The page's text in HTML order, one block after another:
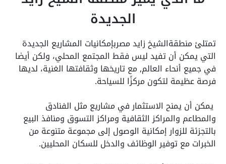
الجديدة
تمتلئ منطقةالشيخ زايد مصربإمكانيات المشاريع الجديدة
التي يمكن أن تفيد ليس فقط المجتمع المحلي، ولكن أيضا
في جميع أنحاء العالم, مع تاريخها وثقافتها الغنية، لديها
فرصة عظيمة لتكون مركزًا للسياحة.
يمكن أن يمنح الاستثمار في مشاريع مثل الفنادق
والمطاعم والمراكز الثقافية ومراكز التسوق ومنافذ البيع
بالتجزئة للزوار إمكانية الوصول إلى مجموعة متنوعة من
الخبرات مع توفير الوظائف والدخل للسكان المحليين.